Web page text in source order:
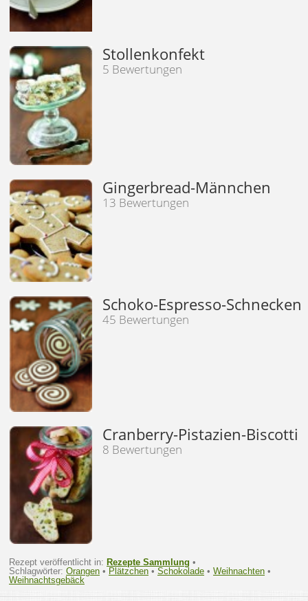
Stollenkonfekt
5 Bewertungen
Gingerbread-Männchen
13 Bewertungen
Schoko-Espresso-Schnecken
45 Bewertungen
Cranberry-Pistazien-Biscotti
8 Bewertungen
Rezept veröffentlicht in: Rezepte Sammlung •
Schlagwörter: Orangen • Plätzchen • Schokolade • Weihnachten •
Weihnachtsgebäck